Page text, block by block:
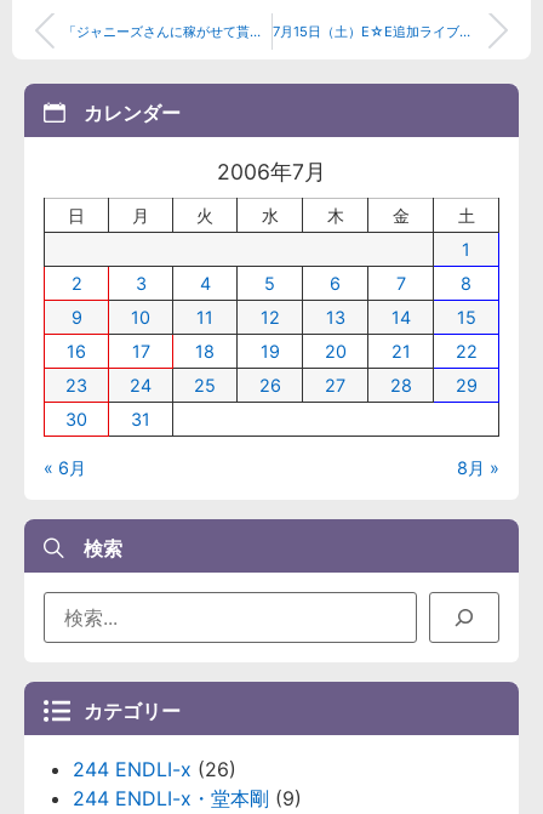
「ジャニーズさんに稼がせて貰ってます」...新曲感想追記有り 7月15日（土）E☆E追加ライブレポ
カレンダー
2006年7月
日 月 火 水 木 金
土
1
2
3 4 5 6 7
8
9
10 11 12 13 14
15
16
17 18 19 20 21
22
23
24 25 26 27 28
29
30
31
« 6月 8月 »
検索
カテゴリー
244 ENDLI-x (26)
244 ENDLI-x・堂本剛 (9)